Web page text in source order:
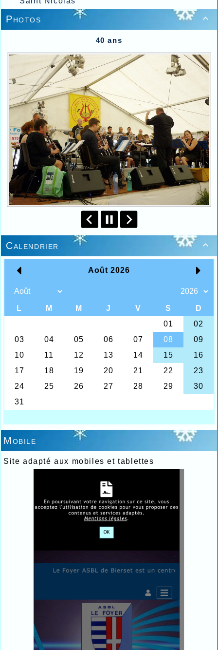

Photos
40 ans

Calendrier
Mobile
Site adapté aux mobiles et tablettes